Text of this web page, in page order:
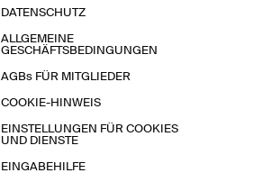
DATENSCHUTZ
ALLGEMEINE
GESCHÄFTSBEDINGUNGEN
AGBs FÜR MITGLIEDER
COOKIE-HINWEIS
EINSTELLUNGEN FÜR COOKIES
UND DIENSTE
EINGABEHILFE